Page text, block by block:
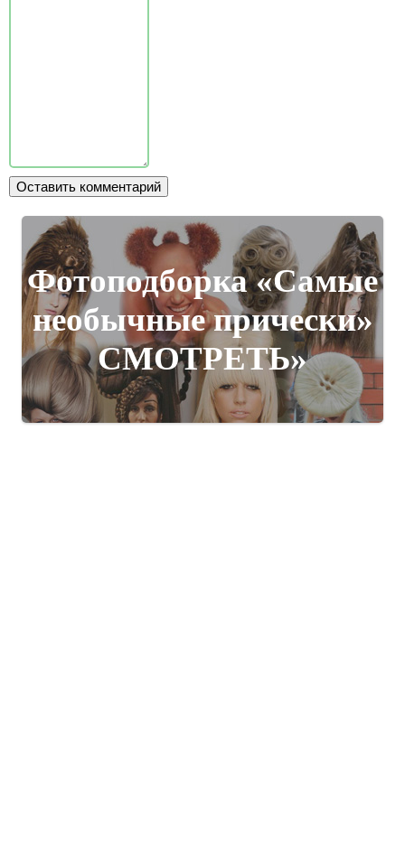
Фотоподборка «Самые
необычные прически»
СМОТРЕТЬ»